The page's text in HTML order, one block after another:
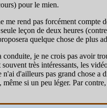
pour le mien.
me rend pas forcément compte
leçon de deux heures
quelque chose de plus
conduite, je ne crois pas avoir
très intéressants, les
n'ai d'ailleurs pas grand chose
si un peu léger. Par